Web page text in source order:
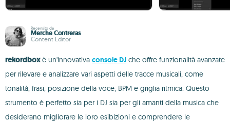
Recensito da
Merche Contreras
Content Editor
rekordboxè un'innovativa console DJ che offre funzionalità avanzate
per rilevare e analizzare vari aspetti delle tracce musicali, come
tonalità, frasi, posizione della voce, BPM e griglia ritmica. Questo
strumento è perfetto sia per i DJ sia per gli amanti della musica che
desiderano migliorare le loro esibizioni e comprendere le